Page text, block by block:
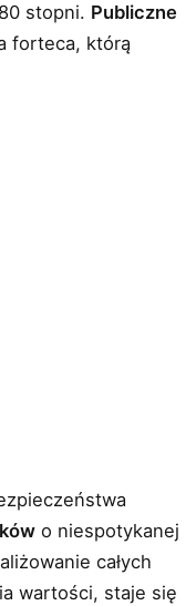
stopni. Publiczne
forteca, którą
o niespotykanej
całych
wartości, staje się